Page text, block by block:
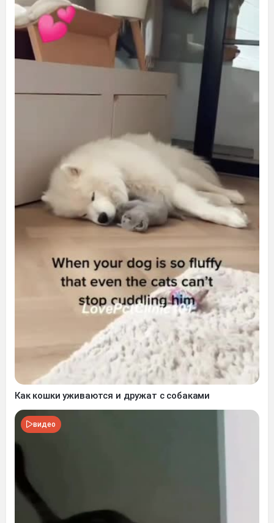
Как кошки уживаются и дружат с собаками
видео